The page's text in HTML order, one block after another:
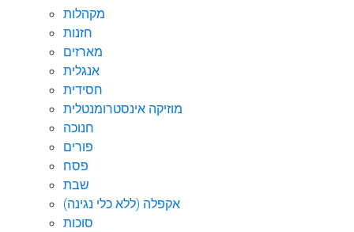
מקהלות
חזנות
מארזים
אנגלית
חסידית
מוזיקה אינסטרומנטלית
חנוכה
פורים
פסח
שבת
אקפלה (ללא כלי נגינה)
סוכות